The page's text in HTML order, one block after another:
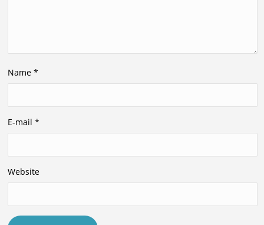
Name*
E-mail*
Website